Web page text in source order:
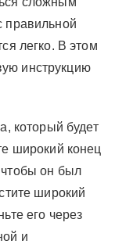
правильной
легко. В этом
инструкцию
который будет
широкий конец
он был
широкий
его через
и